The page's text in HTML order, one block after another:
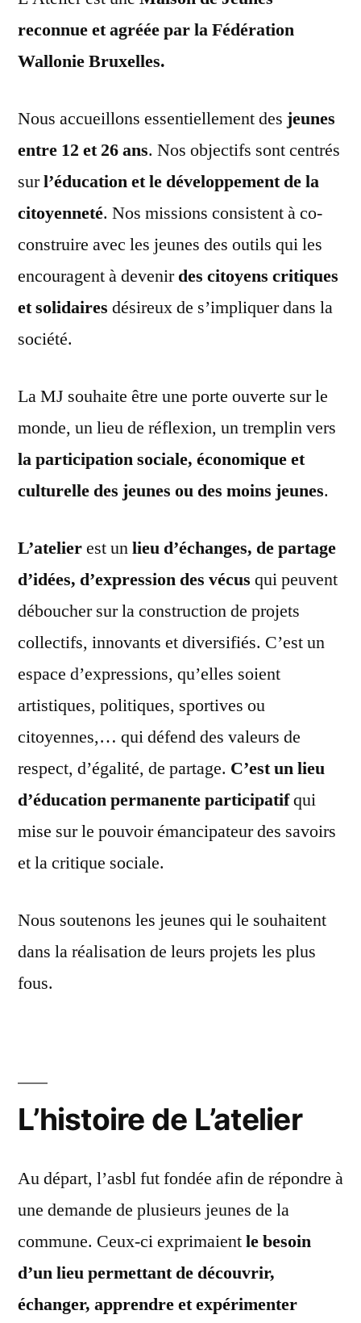
reconnue et agréée par la Fédération
Wallonie Bruxelles.
Nous accueillons essentiellement des jeunes
entre 12 et 26 ans. Nos objectifs sont centrés
surl’éducation et le développement de la
citoyenneté. Nos missions consistent à co-
construire avec les jeunes des outils qui les
encouragent à devenirdes citoyens critiques
et solidaires désireux de s’impliquer dans la
société.
La MJ souhaite être une porte ouverte sur le
monde, un lieu de réflexion, un tremplin vers
la participation sociale, économique et
culturelle des jeunes ou des moins jeunes.
L’atelierest unlieu d’échanges, de partage
d’idées, d’expression des vécus qui peuvent
déboucher sur la construction de projets
collectifs, innovants et diversifiés. C’est un
espace d’expressions, qu’elles soient
artistiques, politiques, sportives ou
citoyennes,… qui défend des valeurs de
respect, d’égalité, de partage. C’est un lieu
d’éducation permanente participatifqui
mise sur le pouvoir émancipateur des savoirs
et la critique sociale.
Nous soutenons les jeunes qui le souhaitent
dans la réalisation de leurs projets les plus
fous.
L’histoire de L’atelier
Au départ, l’asbl fut fondée afin de répondre à
une demande de plusieurs jeunes de la
commune. Ceux-ci exprimaientle besoin
d’un lieu permettant de découvrir,
échanger, apprendre et expérimenter